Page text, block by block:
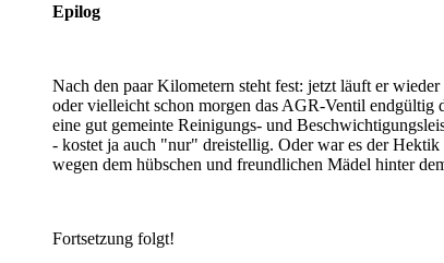
Epilog
Nach den paar Kilometern steht fest: jetzt läuft er
oder vielleicht schon morgen das AGR-Ventil endgültig
eine gut gemeinte Reinigungs- und
- kostet ja auch "nur" dreistellig. Oder war es der
wegen dem hübschen und freundlichen Mädel hinter
Fortsetzung folgt!